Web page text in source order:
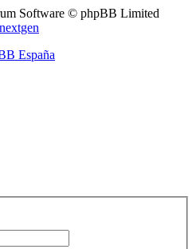
Software © phpBB Limited
nextgen
España